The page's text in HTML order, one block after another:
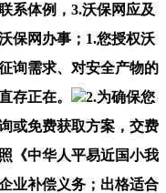
系体例，3.沃保网应及
保网办事；1.您授权沃
询需求、对安全产物的
存正在。
2.为确保您
或免费获取方案，交费
《中华人平易近国小我
业补偿义务；出格适合